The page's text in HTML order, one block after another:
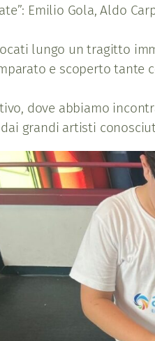
Emilio Gola, Aldo
lungo un tragitto
e scoperto tante
dove abbiamo
grandi artisti